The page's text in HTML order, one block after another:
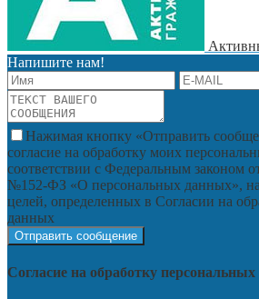
Напишите нам!
Нажимая кнопку «Отправить
согласие на обработку моих
соответствии с Федеральным законом
№152-ФЗ «О персональных данных», на
целей, определенных в Согласии на
данных
Согласие на обработку